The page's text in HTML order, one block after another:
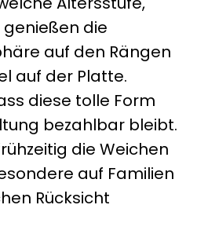
genießen die
auf den Rängen
auf der Platte.
diese tolle Form
bezahlbar bleibt.
die Weichen
auf Familien
Rücksicht